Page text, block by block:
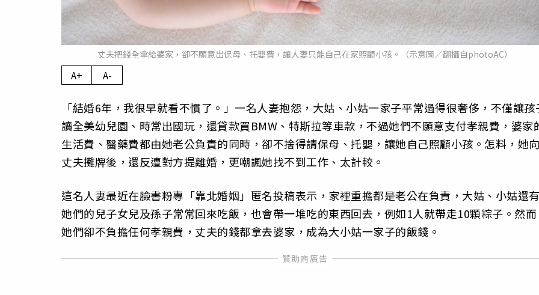
丈夫把錢全拿給婆家，卻不願意出保母、托嬰費，讓人妻只能自己在家照顧小孩。（示意圖／翻攝自photoAC）
A+ A-
「結婚6年，我很早就看不慣了。」一名人妻抱怨，大姑、小姑一家子平常過得很奢侈，不僅讓孩
讀全美幼兒園、時常出國玩，還貸款買BMW、特斯拉等車款，不過她們不願意支付孝親費，婆家
生活費、醫藥費都由她老公負責的同時，卻不捨得請保母、托嬰，讓她自己照顧小孩。怎料，她
丈夫攤牌後，還反遭對方提離婚，更嘲諷她找不到工作、太計較。
這名人妻最近在臉書粉專「靠北婚姻」匿名投稿表示，家裡重擔都是老公在負責，大姑、小姑還
她們的兒子女兒及孫子常常回來吃飯，也會帶一堆吃的東西回去，例如1人就帶走10顆粽子。然
她們卻不負擔任何孝親費，丈夫的錢都拿去婆家，成為大小姑一家子的飯錢。